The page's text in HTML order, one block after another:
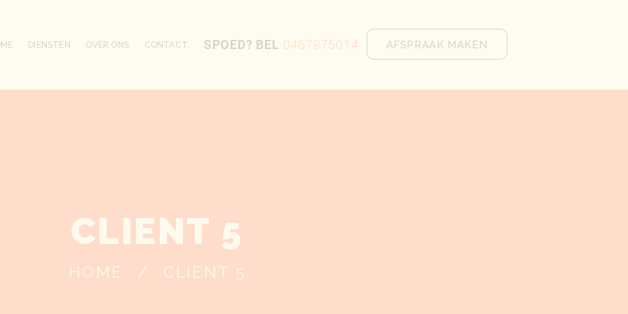
DIENSTEN OVER ONS CONTACT SPOED? BEL 0467875014 AFSPRAAK MAKEN
CLIENT 5
HOME CLIENT 5